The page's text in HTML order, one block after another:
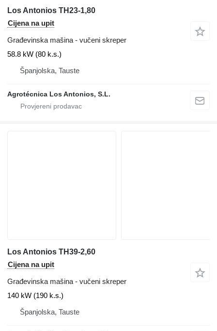
Los Antonios TH23-1,80
Cijena na upit
Građevinska mašina - vučeni skreper
58.8 kW (80 k.s.)
Španjolska, Tauste
Agrotécnica Los Antonios, S.L.
Los Antonios TH39-2,60
Cijena na upit
Građevinska mašina - vučeni skreper
140 kW (190 k.s.)
Španjolska, Tauste